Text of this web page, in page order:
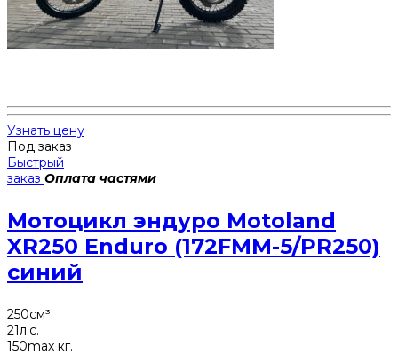
Узнать цену
Под заказ
Быстрый
заказ Оплата частями
Мотоцикл эндуро Motoland
XR250 Enduro (172FMM-5/PR250)
синий
250см³
21л.с.
150max кг.